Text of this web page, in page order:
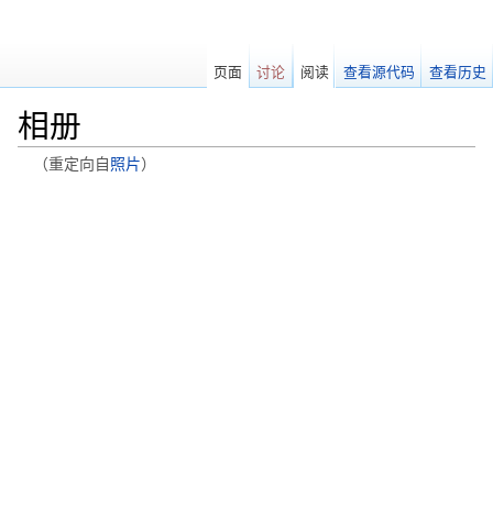
相册
（重定向自照片）
页面 讨论 阅读 查看源代码 查看历史